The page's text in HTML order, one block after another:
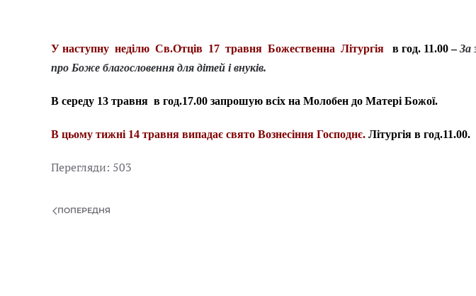
У наступну неділю Св.Отців 17 травня Божественна Літургія в год. 11.00 –За
про Боже благословення для дітей і внуків.
В середу 13 травня в год.17.00 запрошую всіх на Молобен до Матері Божої.
В цьому тижні 14 травня випадає свято Вознесіння Господнє. Літургія в год.11.00.
Перегляди: 503
ПОПЕРЕДНЯ